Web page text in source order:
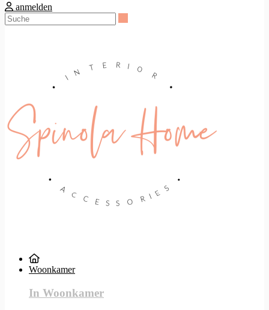
anmelden
Woonkamer
In Woonkamer